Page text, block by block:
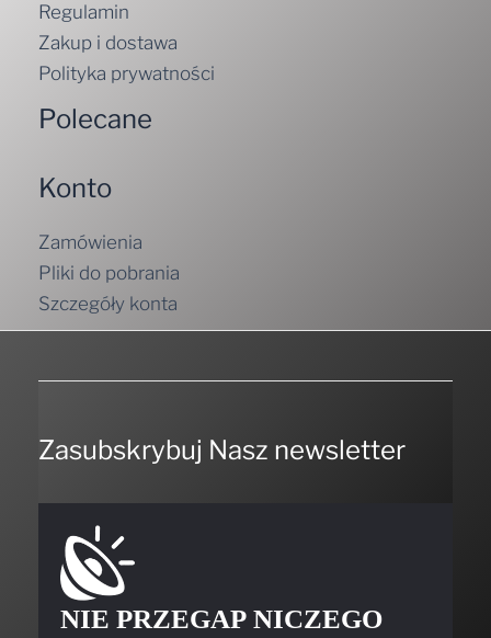
Regulamin
Zakup i dostawa
Polityka prywatności
Polecane
Konto
Zamówienia
Pliki do pobrania
Szczegóły konta
Zasubskrybuj Nasz newsletter
NIE PRZEGAP NICZEGO